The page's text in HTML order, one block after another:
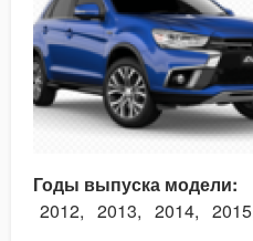
Годы выпуска модели
2012
2013 2014 2015